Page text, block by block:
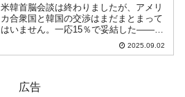
米韓首脳会談は終わりましたが、アメリ
カ合衆国と韓国の交渉はまだまとまって
はいません。一応15％で妥結した――と
はなっているのですが、それでFIXしたと
いう確認がとれません。文書化もされて
2025.09.02
広告